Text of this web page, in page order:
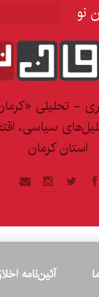
نو
- تحلیلی
سیاسی،
استان کرمان
آئین‌نامه